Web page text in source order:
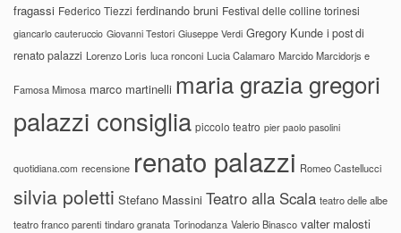
fragassi Federico Tiezzi ferdinando bruni Festival delle colline torinesi
giancarlo cauteruccio Giovanni Testori Giuseppe Verdi Gregory Kunde i post di
renato palazzi Lorenzo Loris luca ronconi Lucia Calamaro Marcido Marcidorjs e
Famosa Mimosa marco martinelli maria grazia gregori
palazzi consiglia piccolo teatro pier paolo pasolini
quotidiana.com recensione renato palazzi Romeo Castellucci
silvia poletti Stefano Massini Teatro alla Scala teatro delle albe
teatro franco parenti tindaro granata Torinodanza Valerio Binasco valter malosti